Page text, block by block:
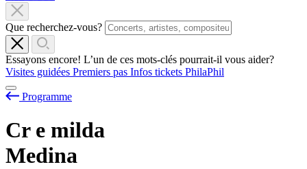
Que recherchez-vous?
Essayons encore! L’un de ces mots-clés pourrait-il vous aider?
Visites guidées Premiers pas Infos tickets PhilaPhil
Programme
Cr e milda
Medina